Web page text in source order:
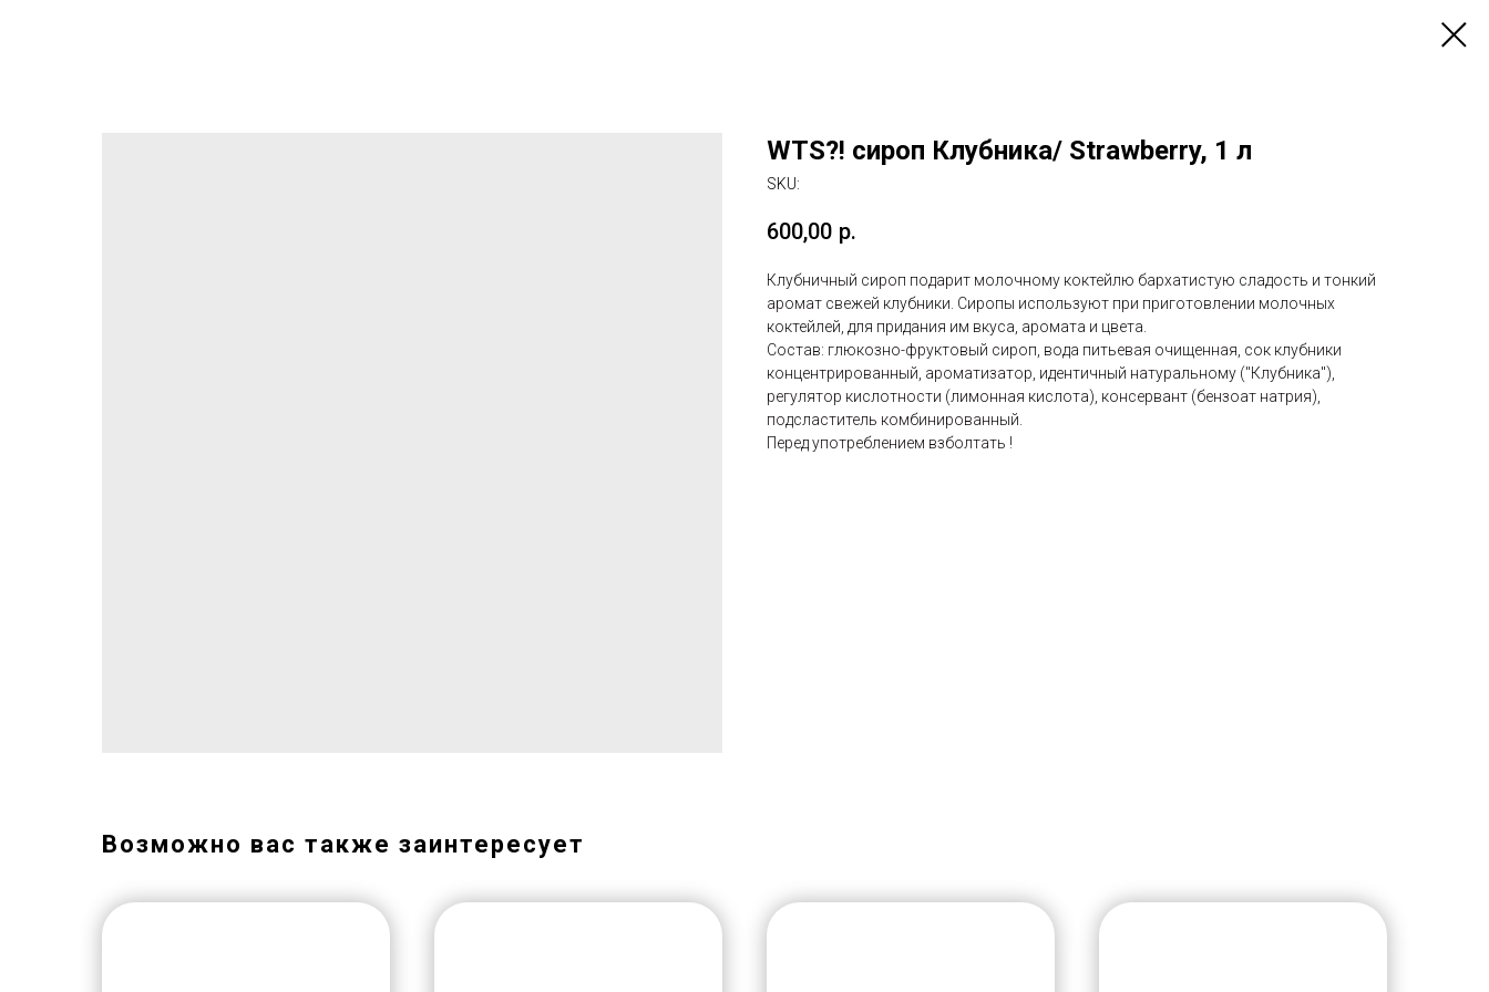
WTS?! сироп Клубника/ Strawberry, 1 л
SKU:
600,00 р.
Клубничный сироп подарит молочному коктейлю бархатистую сладость и тонкий
аромат свежей клубники. Сиропы используют при приготовлении молочных
коктейлей, для придания им вкуса, аромата и цвета.
Состав: глюкозно-фруктовый сироп, вода питьевая очищенная, сок клубники
концентрированный, ароматизатор, идентичный натуральному ("Клубника"),
регулятор кислотности (лимонная кислота), консервант (бензоат натрия),
подсластитель комбинированный.
Перед употреблением взболтать !
Возможно вас также заинтересует